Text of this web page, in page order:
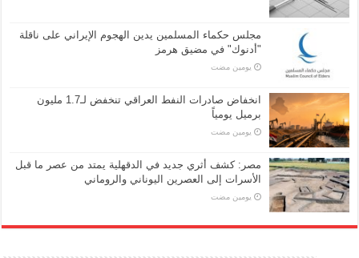
مجلس حكماء المسلمين يدين الهجوم الإيراني على ناقلة
"أدنوك" في مضيق هرمز
‏يومين مضت
انخفاض صادرات النفط العراقي تنخفض لـ1.7 مليون
برميل يومياً
‏يومين مضت
مصر: كشف أثري جديد في الدقهلية يمتد من عصر ما قبل
الأسرات إلى العصرين اليوناني والروماني
‏يومين مضت